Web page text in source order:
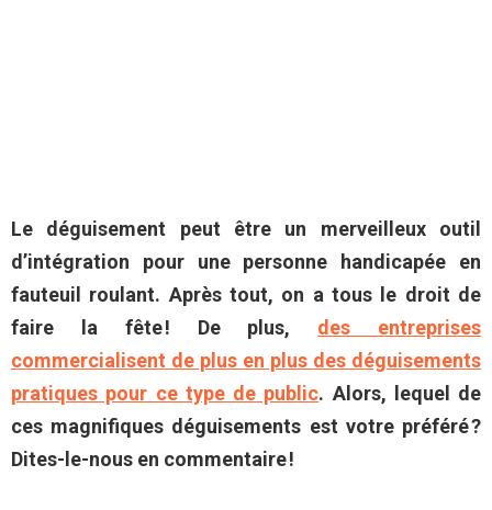
Le déguisement peut être un merveilleux outil
d’intégration pour une personne handicapée en
fauteuil roulant. Après tout, on a tous le droit de
faire la fête ! De plus, des entreprises
commercialisent de plus en plus des déguisements
pratiques pour ce type de public. Alors, lequel de
ces magnifiques déguisements est votre préféré ?
Dites-le-nous en commentaire !